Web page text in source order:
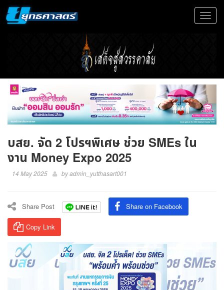
Toggle
บสย. จัด 2 โปรฯพิเศษ ช่วย SMEs ใน
งาน Money Expo 2025
14 May 2025 byadmin_yutthasart001
Share Post Share on Facebook
Copy Link